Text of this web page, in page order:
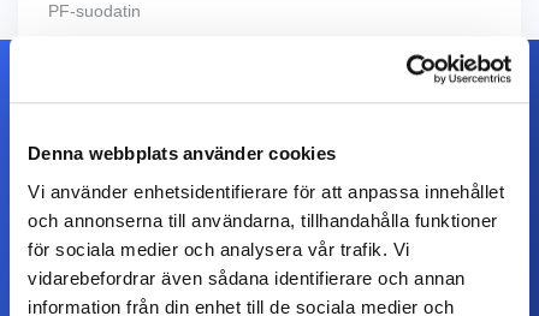
Denna webbplats använder cookies
Vi använder enhetsidentifierare för att anpassa innehållet
och annonserna till användarna, tillhandahålla funktioner
för sociala medier och analysera vår trafik. Vi
vidarebefordrar även sådana identifierare och annan
information från din enhet till de sociala medier och
PF-suodatin
Ota meihin yhteyttä